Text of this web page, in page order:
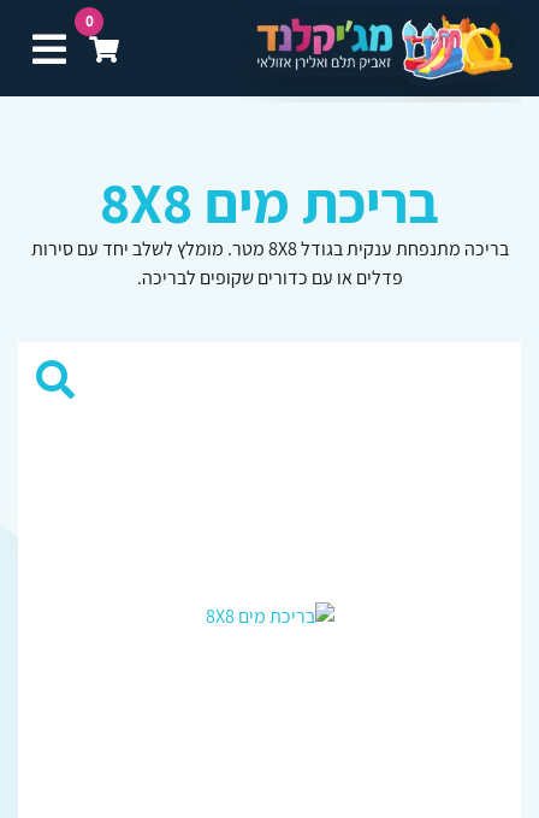
0
בריכת מים 8X8
בריכה מתנפחת ענקית בגודל 8X8 מטר. מומלץ לשלב יחד עם סירות
פדלים או עם כדורים שקופים לבריכה.